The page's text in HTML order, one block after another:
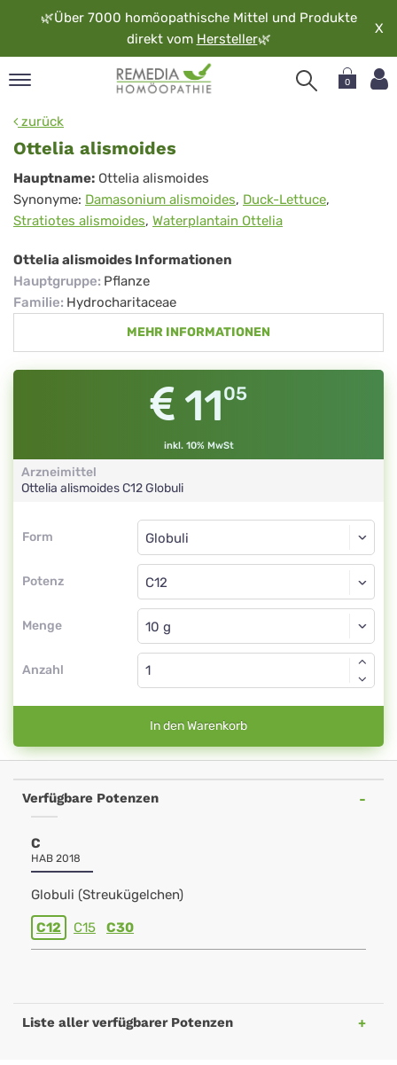
🌿Über 7000 homöopathische Mittel und Produkte
direkt vom Hersteller🌿
X
0
zurück
Ottelia alismoides
Ottelia
alismoides
Hauptname: Ottelia alismoides
Synonyme: Damasonium alismoides, Duck-Lettuce,
Stratiotes alismoides, Waterplantain Ottelia
Ottelia alismoides Informationen
Hauptgruppe: Pflanze
Familie: Hydrocharitaceae
MEHR INFORMATIONEN
1105
inkl. 10% MwSt
Arzneimittel
Ottelia alismoidesC12Globuli
Form
Form
Potenz
Globuli
C12
Menge
Globuli
Anzahl
In den Warenkorb
Verfügbare Potenzen
C
HAB 2018
Globuli (Streukügelchen)
C12 C15 C30
Liste aller verfügbarer Potenzen